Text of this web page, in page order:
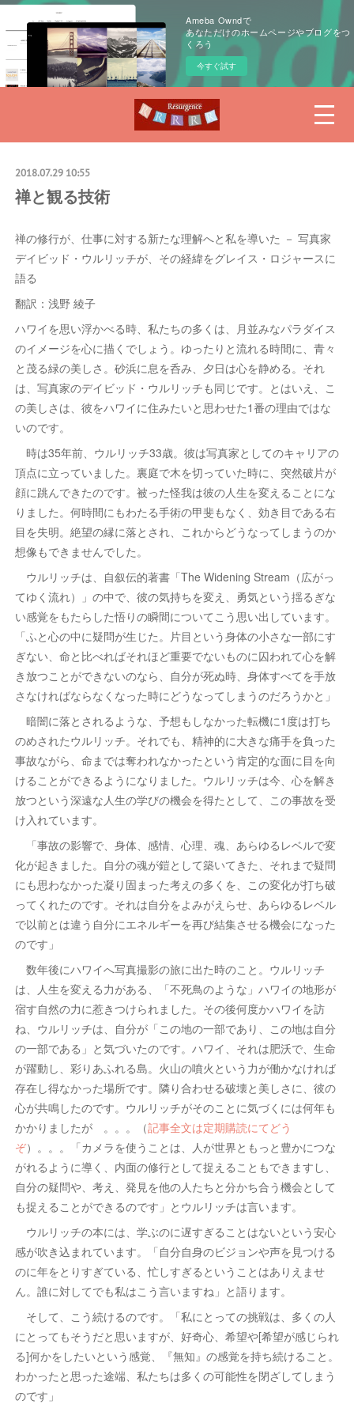
Ameba Owndで
あなただけのホームページやブログをつ
くろう
今すぐ試す
2018.07.29 10:55
禅と観る技術
禅の修行が、仕事に対する新たな理解へと私を導いた － 写真家
デイビッド・ウルリッチが、その経緯をグレイス・ロジャースに
語る
翻訳：浅野 綾子
ハワイを思い浮かべる時、私たちの多くは、月並みなパラダイス
のイメージを心に描くでしょう。ゆったりと流れる時間に、青々
と茂る緑の美しさ。砂浜に息を呑み、夕日は心を静める。それ
は、写真家のデイビッド・ウルリッチも同じです。とはいえ、こ
の美しさは、彼をハワイに住みたいと思わせた1番の理由ではな
いのです。
時は35年前、ウルリッチ33歳。彼は写真家としてのキャリアの
頂点に立っていました。裏庭で木を切っていた時に、突然破片が
顔に跳んできたのです。被った怪我は彼の人生を変えることにな
りました。何時間にもわたる手術の甲斐もなく、効き目である右
目を失明。絶望の縁に落とされ、これからどうなってしまうのか
想像もできませんでした。
ウルリッチは、自叙伝的著書「The Widening Stream（広がっ
てゆく流れ）」の中で、彼の気持ちを変え、勇気という揺るぎな
い感覚をもたらした悟りの瞬間についてこう思い出しています。
「ふと心の中に疑問が生じた。片目という身体の小さな一部にす
ぎない、命と比べればそれほど重要でないものに囚われて心を解
き放つことができないのなら、自分が死ぬ時、身体すべてを手放
さなければならなくなった時にどうなってしまうのだろうかと」
暗闇に落とされるような、予想もしなかった転機に1度は打ち
のめされたウルリッチ。それでも、精神的に大きな痛手を負った
事故ながら、命までは奪われなかったという肯定的な面に目を向
けることができるようになりました。ウルリッチは今、心を解き
放つという深遠な人生の学びの機会を得たとして、この事故を受
け入れています。
「事故の影響で、身体、感情、心理、魂、あらゆるレベルで変
化が起きました。自分の魂が鎧として築いてきた、それまで疑問
にも思わなかった凝り固まった考えの多くを、この変化が打ち破
ってくれたのです。それは自分をよみがえらせ、あらゆるレベル
で以前とは違う自分にエネルギーを再び結集させる機会になった
のです」
数年後にハワイへ写真撮影の旅に出た時のこと。ウルリッチ
は、人生を変える力がある、「不死鳥のような」ハワイの地形が
宿す自然の力に惹きつけられました。その後何度かハワイを訪
ね、ウルリッチは、自分が「この地の一部であり、この地は自分
の一部である」と気づいたのです。ハワイ、それは肥沃で、生命
が躍動し、彩りあふれる島。火山の噴火という力が働かなければ
存在し得なかった場所です。隣り合わせる破壊と美しさに、彼の
心が共鳴したのです。ウルリッチがそのことに気づくには何年も
かかりましたが 。。。（記事全文は定期購読にてどう
ぞ）。。。「カメラを使うことは、人が世界ともっと豊かにつな
がれるように導く、内面の修行として捉えることもできますし、
自分の疑問や、考え、発見を他の人たちと分かち合う機会として
も捉えることができるのです」とウルリッチは言います。
ウルリッチの本には、学ぶのに遅すぎることはないという安心
感が吹き込まれています。「自分自身のビジョンや声を見つける
のに年をとりすぎている、忙しすぎるということはありえませ
ん。誰に対してでも私はこう言いますね」と語ります。
そして、こう続けるのです。「私にとっての挑戦は、多くの人
にとってもそうだと思いますが、好奇心、希望や[希望が感じられ
る]何かをしたいという感覚、『無知』の感覚を持ち続けること。
わかったと思った途端、私たちは多くの可能性を閉ざしてしまう
のです」